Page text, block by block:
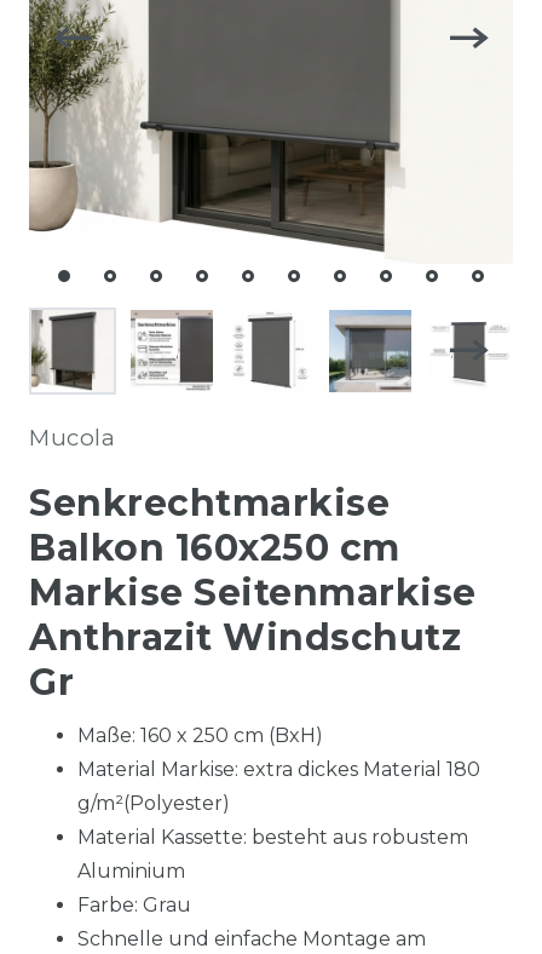
Mucola
Senkrechtmarkise
Balkon 160x250 cm
Markise Seitenmarkise
Anthrazit Windschutz
Gr
Maße: 160 x 250 cm (BxH)
Material Markise: extra dickes Material 180
g/m²(Polyester)
Material Kassette: besteht aus robustem
Aluminium
Farbe: Grau
Schnelle und einfache Montage am